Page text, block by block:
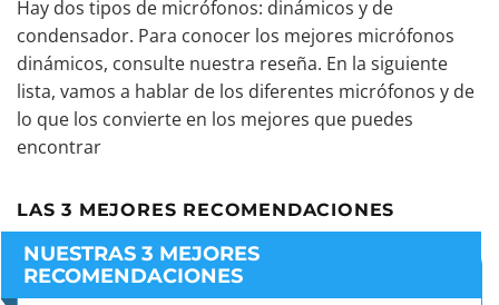
Hay dos tipos de micrófonos: dinámicos y de
condensador. Para conocer los mejores micrófonos
dinámicos, consulte nuestra reseña. En la siguiente
lista, vamos a hablar de los diferentes micrófonos y de
lo que los convierte en los mejores que puedes
encontrar
LAS 3 MEJORES RECOMENDACIONES
NUESTRAS 3 MEJORES
RECOMENDACIONES